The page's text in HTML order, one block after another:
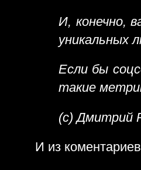
И, конечно,
уникальных
Если бы
такие
(с) Дмитрий
И из